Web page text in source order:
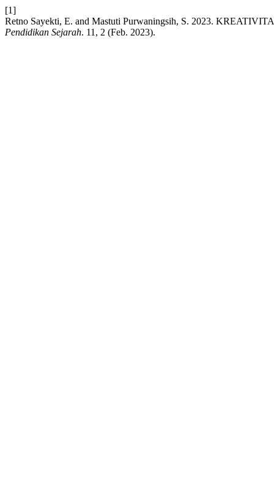
[1]
Retno Sayekti, E. and Mastuti Purwaningsih, S. 2023.
Pendidikan Sejarah. 11, 2 (Feb. 2023).